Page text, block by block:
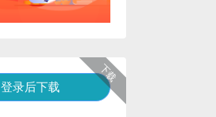
下载
登录后下载